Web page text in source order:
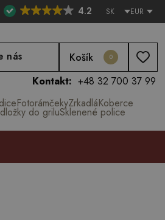
4.2 SK EUR
nás Košík 0
Kontakt: +48 32 700 37 99
FotorámčekyZrkadláKoberce
do griluSklenené police